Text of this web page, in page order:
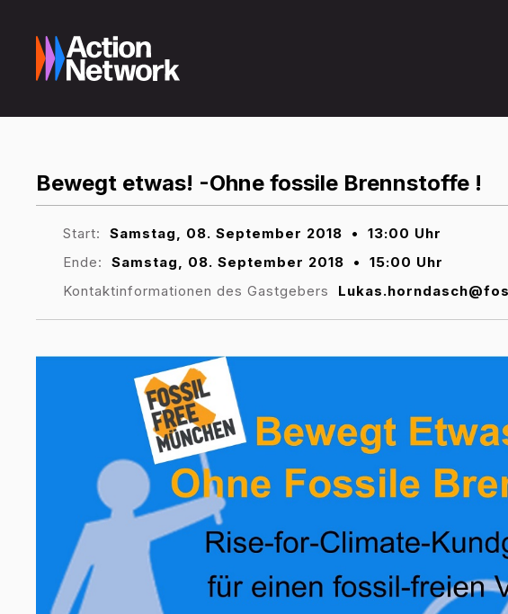
Bewegt etwas! -Ohne fossile Brennstoffe !
Start: Samstag, 08. September 2018 •
13:00 Uhr
Ende:
Samstag, 08. September 2018 •
15:00 Uhr
Kontaktinformationen des Gastgebers